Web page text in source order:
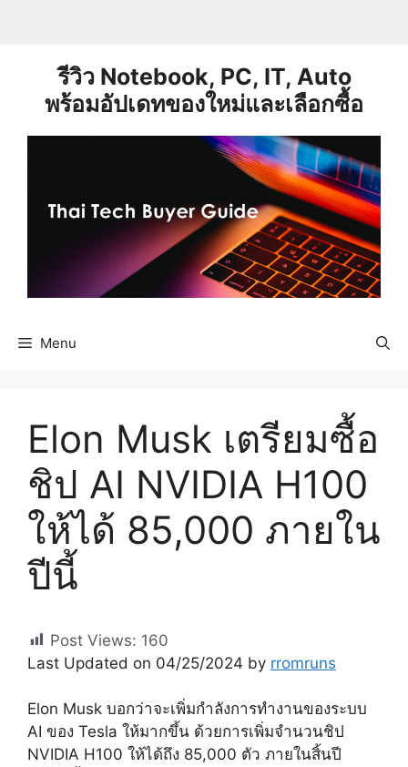
รีวิว Notebook, PC, IT, Auto
พร้อมอัปเดทของใหม่และเลือกซื้อ
Menu
Elon Musk เตรียมซื้อ
ชิป AI NVIDIA H100
ให้ได้ 85,000 ภายใน
ปีนี้
Post Views: 160
Last Updated on 04/25/2024 by rromruns
Elon Musk บอกว่าจะเพิ่มกำลังการทำงานของระบบ
AI ของ Tesla ให้มากขึ้น ด้วยการเพิ่มจำนวนชิป
NVIDIA H100 ให้ได้ถึง 85,000 ตัว ภายในสิ้นปี